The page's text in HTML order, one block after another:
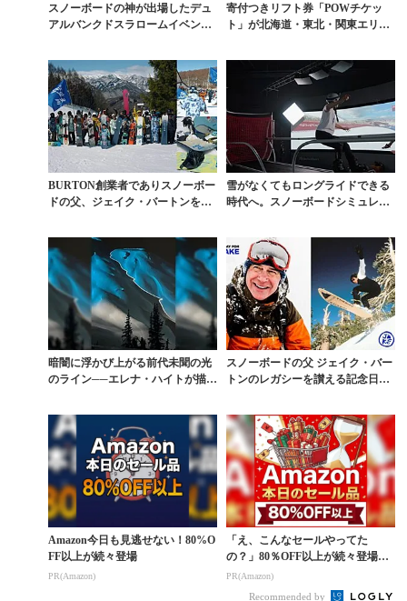
スノーボードの神が出場したデュ
アルバンクドスラロームイベント
寄付つきリフト券「POWチケッ
ト」が北海道・東北・関東エリア
BURTON創業者でありスノーボー
ドの父、ジェイク・バートンを讃
雪がなくてもロングライドできる
時代へ。スノーボードシミュレー
暗闇に浮かび上がる前代未聞の光
のライン──エレナ・ハイトが描
スノーボードの父 ジェイク・バー
トンのレガシーを讃える記念日に
Amazon今日も見逃せない！80%O
FF以上が続々登場
PR(Amazon)
「え、こんなセールやってた
の？」80％OFF以上が続々登場！
Amazonの本気が...
PR(Amazon)
Recommended by